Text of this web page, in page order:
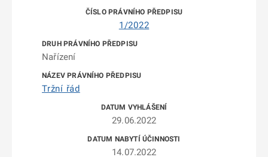
1/2022
Nařízení
Tržní řád
29.06.2022
14.07.2022